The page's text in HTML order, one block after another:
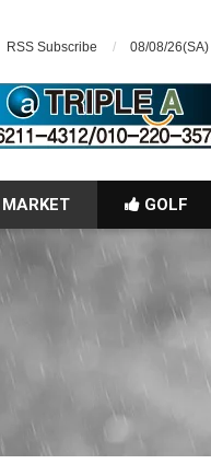
RSS Subscribe 08/08/26(SA)
MARKET GOLF